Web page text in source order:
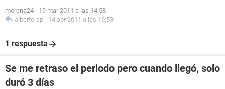
morena24 - 19 mar 2011 a las 14:58
alberto-sp - 14 abr 2011 a las 16:53
1 respuesta
Se me retraso el periodo pero cuando llegó, solo
duró 3 días